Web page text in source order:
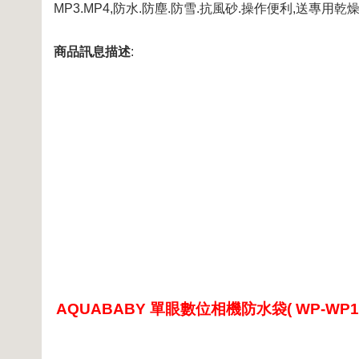
MP3.MP4,防水.防塵.防雪.抗風砂.操作便利,送專用乾
商品訊息描述:
AQUABABY 單眼數位相機防水袋( WP-